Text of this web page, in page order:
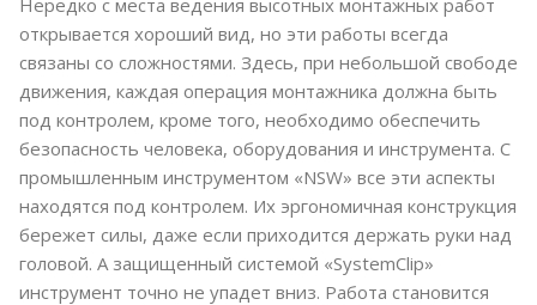
открывается хороший вид, но эти работы всегда
связаны со сложностями. Здесь, при небольшой свободе
движения, каждая операция монтажника должна быть
под контролем, кроме того, необходимо обеспечить
безопасность человека, оборудования и инструмента. С
промышленным инструментом «NSW» все эти аспекты
находятся под контролем. Их эргономичная конструкция
бережет силы, даже если приходится держать руки над
головой. А защищенный системой «SystemClip»
инструмент точно не упадет вниз. Работа становится